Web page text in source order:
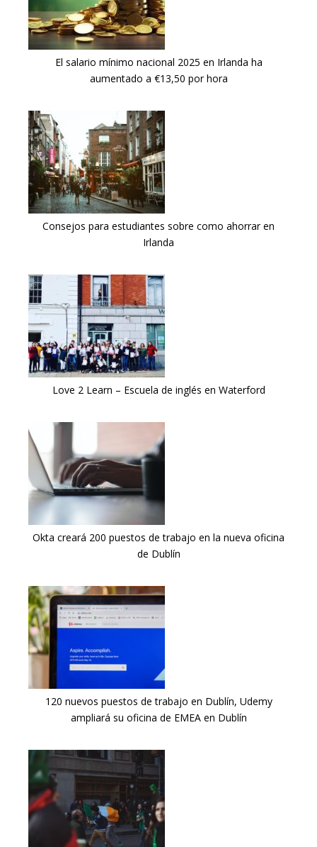
El salario mínimo nacional 2025 en Irlanda ha
aumentado a €13,50 por hora
Consejos para estudiantes sobre como ahorrar en
Irlanda
Love 2 Learn – Escuela de inglés en Waterford
Okta creará 200 puestos de trabajo en la nueva oficina
de Dublín
120 nuevos puestos de trabajo en Dublín, Udemy
ampliará su oficina de EMEA en Dublín